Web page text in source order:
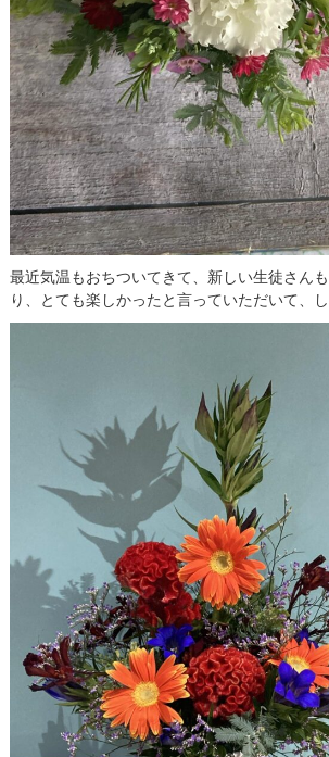
最近気温もおちついてきて、新しい生徒さん
り、とても楽しかったと言っていただいて、し